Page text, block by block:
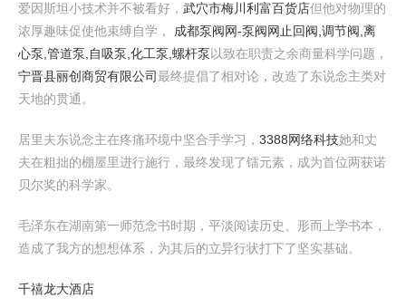
爱因斯坦小技术并不被看好， 武穴市梅川利富百货店但他对物理的
浓厚趣味促使他束缚自学， 成都泵阀网-泵阀网止回阀,调节阀,离
心泵,管道泵,自吸泵,化工泵,螺杆泵 以致在职责之余商量科学问题，
宁晋县丽创商贸有限公司最终提倡了相对论，改造了东说念主类对
天地的贯通。
居里夫东说念主在疼痛环境中坚合手学习， 3388网络科技她和丈
夫在粗拙的棚屋里进行施行，最终发现了镭元素，成为首位两获诺
贝尔奖的科学家。
毛泽东在湖南第一师范念书时期，平淡阅读历史、形而上学书本，
造成了我方的想想体系，为其后的立异行状打下了坚实基础。
千禧龙大酒店